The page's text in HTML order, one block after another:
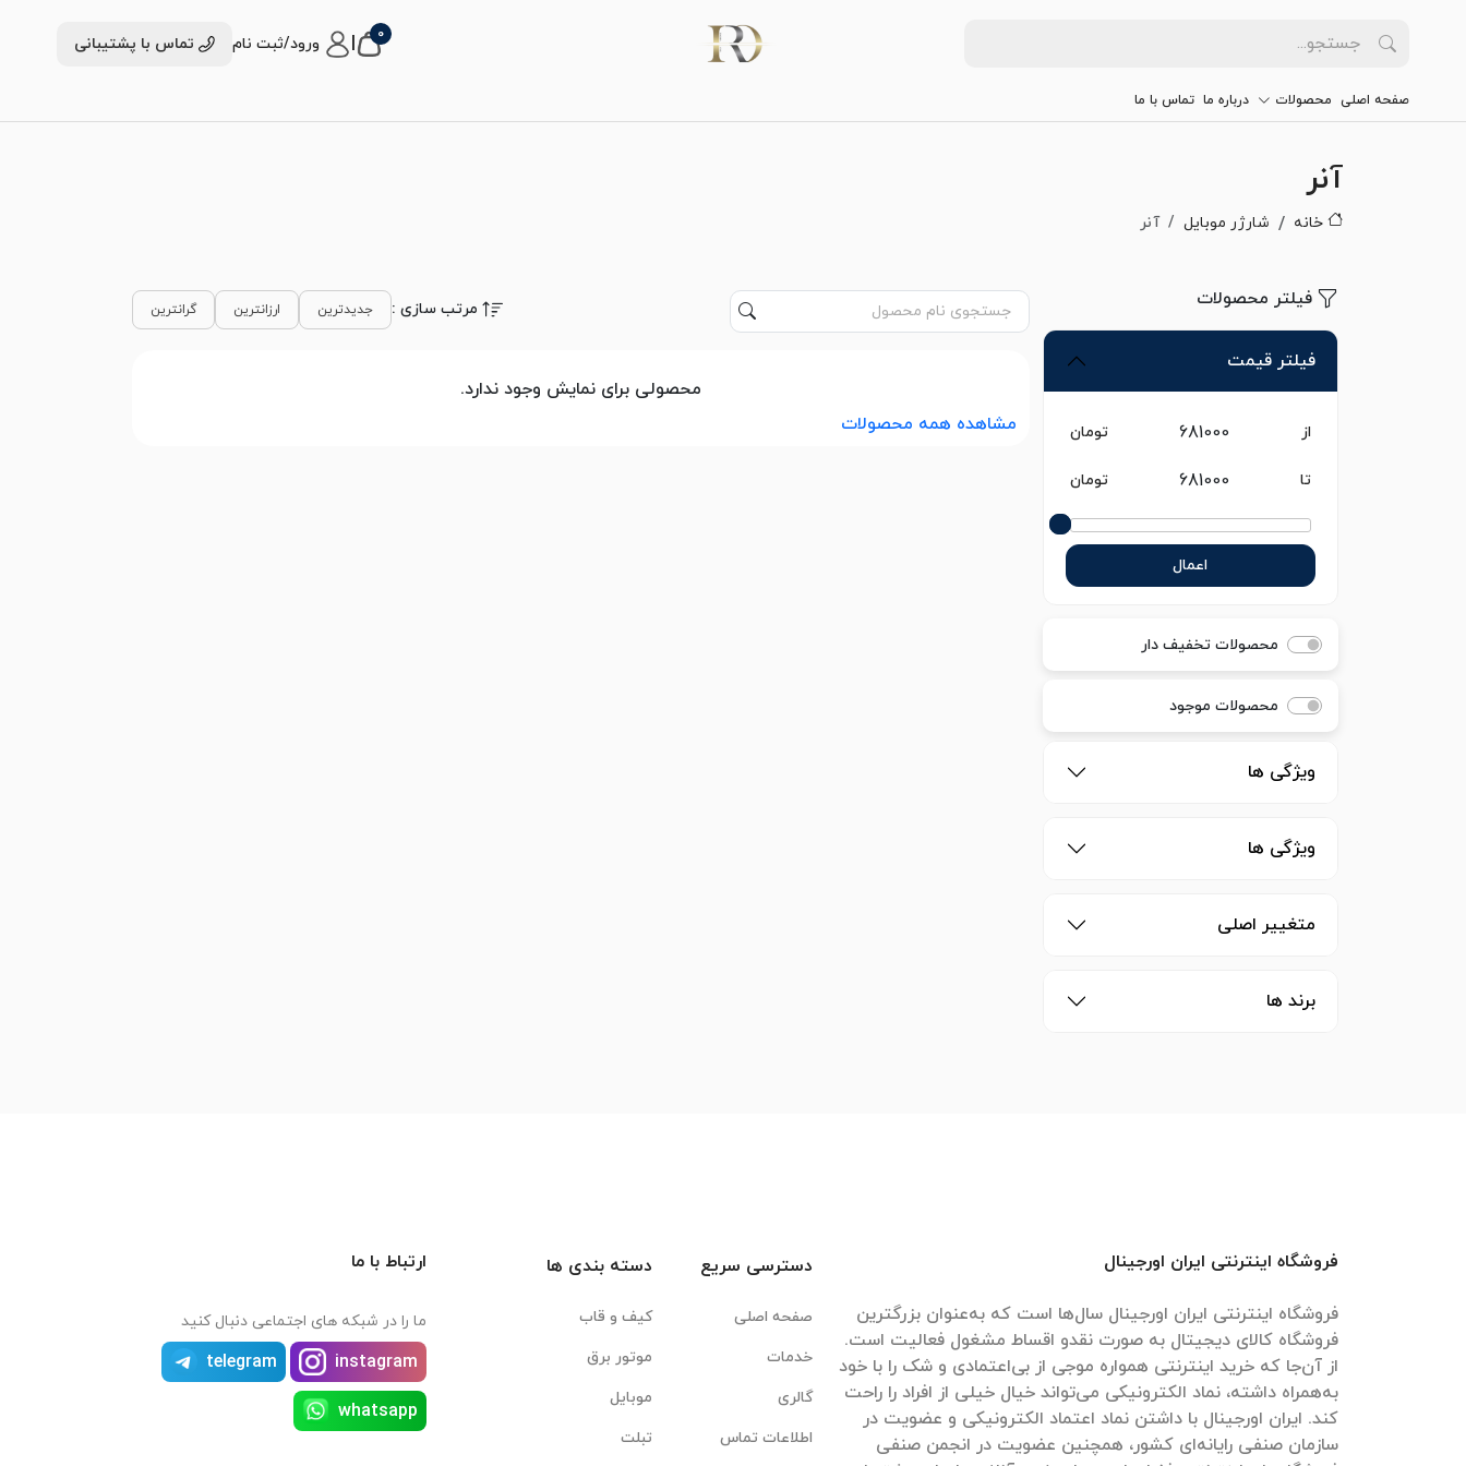
0 ورود/ثبت نام تماس با پشتیبانی
صفحه اصلی محصولات درباره ما تماس با ما
آنر
خانه شارژر موبایل آنر
فیلتر محصولات
فیلتر قیمت
از تومان
تا تومان
اعمال
محصولات تخفیف دار
محصولات موجود
ویژگی ها
ویژگی ها
متغییر اصلی
برند ها
مرتب سازی : جدیدترین ارزانترین گرانترین
محصولی برای نمایش وجود ندارد.
مشاهده همه محصولات
فروشگاه اینترنتی ایران اورجینال
فروشگاه اینترنتی ایران اورجینال سال‌ها است که به‌عنوان بزرگترین
فروشگاه کالای دیجیتال به صورت نقدو اقساط مشغول فعالیت است.
از آن‌جا که خرید اینترنتی همواره موجی از بی‌اعتمادی و شک را با خود
به‌همراه داشته، نماد الکترونیکی می‌تواند خیال خیلی از افراد را راحت
کند. ایران اورجینال با داشتن نماد اعتماد الکترونیکی و عضویت در
سازمان صنفی رایانه‌ای کشور، همچنین عضویت در انجمن صنفی
دسترسی سریع
صفحه اصلی
خدمات
گالری
اطلاعات تماس
دسته بندی ها
کیف و قاب
موتور برق
موبایل
تبلت
ارتباط با ما
ما را در شبکه های اجتماعی دنبال کنید
instagram
telegram
whatsapp